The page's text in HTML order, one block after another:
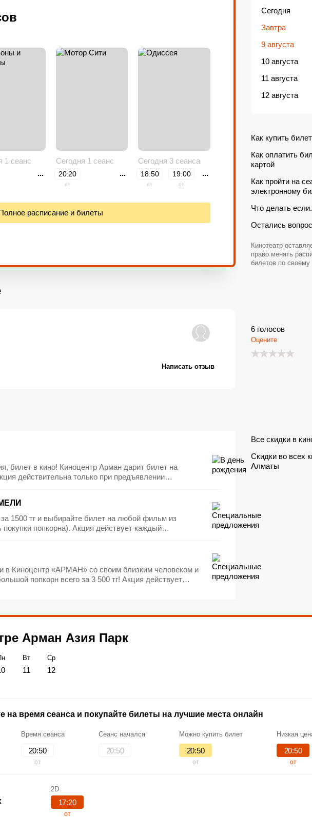
Как купить билет
Как оплатить
картой
Как пройти на
электронному
Что делать
Остались
Кинотеатр
право менять
билетов по
1 сеанс
...
Сегодня 1 сеанс
20:20
от
...
Сегодня 3 сеанса
18:50
от
19:00
от
22:00
...
расписание и билеты
Сегодня
Завтра
9 августа
10 августа
11 августа
12 августа
Написать отзыв
6голосов
Оцените
билет в кино! Киноцентр Арман дарит билет на
действительна только при предъявлении
1500 тг и выбирайте билет на любой фильм из
​Акция действует каждый
каникул. Киноцентр вправе вносить
Обязательно уточняйте
в Киноцентр «АРМАН» со своим близким человеком и
попкорн всего за 3 500 тг! ​Акция действует
Все скидки в
Скидки во всех
Алматы
Арман Азия Парк
Вт
11
Ср
12
на время сеанса и покупайте билеты на лучшие места онлайн
Время сеанса
20:50
от
Сеанс начался
20:50
Можно купить билет
20:50
от
Низкая
20:50
от
2D
17:20
от